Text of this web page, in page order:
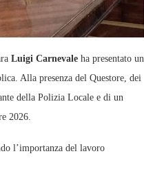
Luigi Carnevale ha presentato un
Alla presenza del Questore, dei
della Polizia Locale e di un
2026.
l’importanza del lavoro